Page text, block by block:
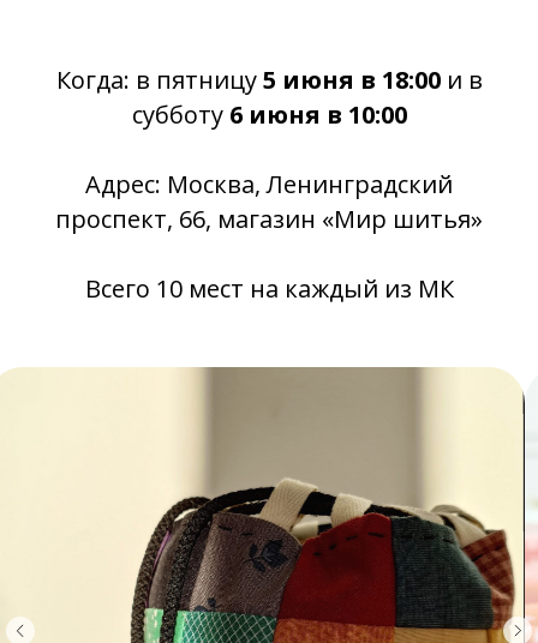
Когда: в пятницу5 июня в 18:00 и в
субботу6 июня в 10:00
Адрес: Москва, Ленинградский
проспект, 66, магазин «Мир шитья»
Всего 10 мест на каждый из МК